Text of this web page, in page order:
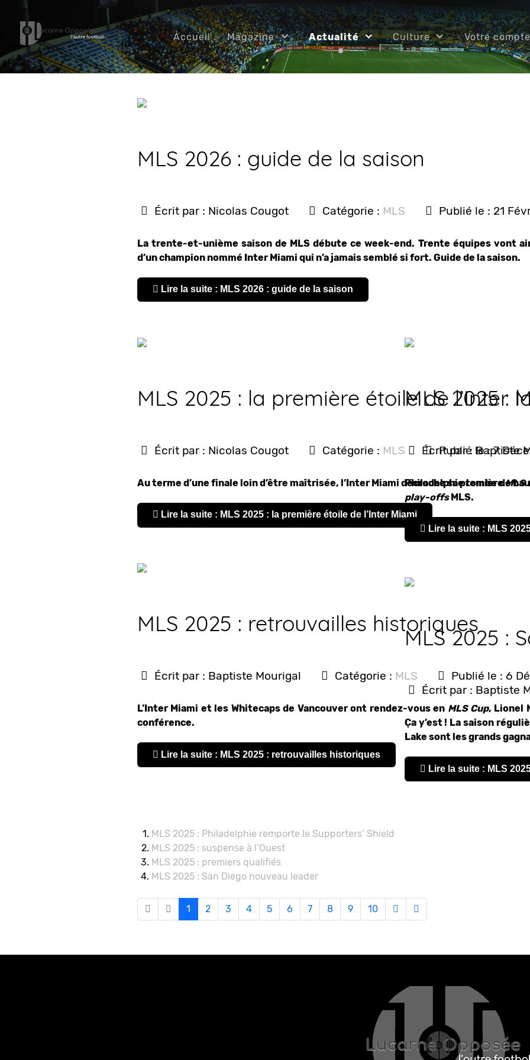
Accueil Magazine Actualité Culture Votre compte
MLS 2026 : guide de la saison
Écrit par : Nicolas Cougot Catégorie : MLS Publié le : 21
La trente-et-unième saison de MLS débute ce week-end. Trente équipes vont
d’un champion nommé Inter Miami qui n’a jamais semblé si fort. Guide de la saison.
Lire la suite : MLS 2026 : guide de la saison
MLS 2025 : la première étoile de l’Inter
Écrit par : Nicolas Cougot Catégorie : MLS Publié le : 7
Au terme d’une finale loin d’être maîtrisée, l’Inter Miami décroche sa premièreMLS
Lire la suite : MLS 2025 : la première étoile de l’Inter Miami
MLS 2025 : retrouvailles historiques
Écrit par : Baptiste Mourigal Catégorie : MLS Publié le : 6
L’Inter Miami et les Whitecaps de Vancouver ont rendez-vous en MLS Cup, Lionel
conférence.
Lire la suite : MLS 2025 : retrouvailles historiques
MLS 2025 :
Écrit par : Baptiste
Philadelphie tombe de
play-offsMLS.
Lire la suite : MLS
MLS 2025 :
Écrit par : Baptiste
Ça y’est ! La saison
Lake sont les grands
Lire la suite : MLS
MLS 2025 : Philadelphie remporte le Supporters’ Shield
MLS 2025 : suspense à l’Ouest
MLS 2025 : premiers qualifiés
MLS 2025 : San Diego nouveau leader
1 2 3 4 5 6 7 8 9 10